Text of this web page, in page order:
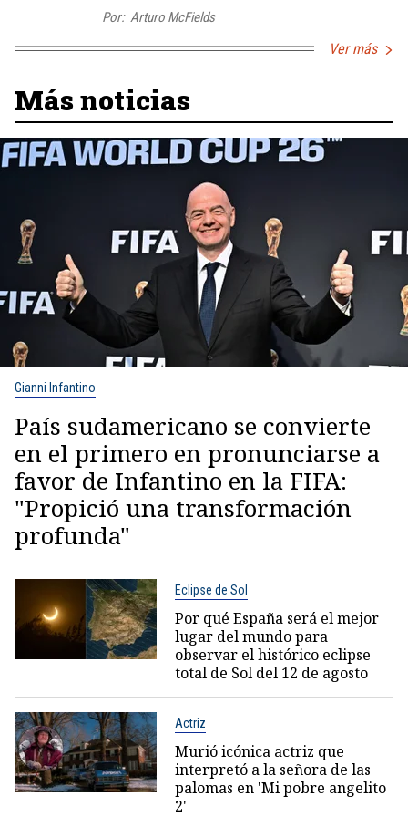
Por: Arturo McFields
Ver más
Más noticias
Gianni Infantino
País sudamericano se convierte
en el primero en pronunciarse a
favor de Infantino en la FIFA:
"Propició una transformación
profunda"
Eclipse de Sol
Por qué España será el mejor
lugar del mundo para
observar el histórico eclipse
total de Sol del 12 de agosto
Actriz
Murió icónica actriz que
interpretó a la señora de las
palomas en 'Mi pobre angelito
2'